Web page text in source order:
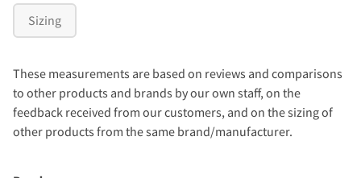
Sizing
These measurements are based on reviews and comparisons
to other products and brands by our own staff, on the
feedback received from our customers, and on the sizing of
other products from the same brand/manufacturer.